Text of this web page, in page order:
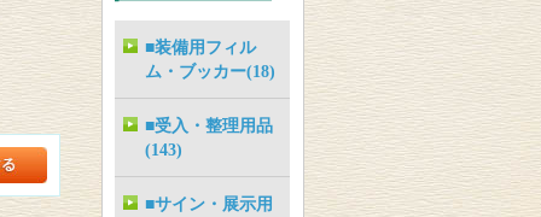
■装備用フィル
ム・ブッカー(18)
■受入・整理用品
(143)
■サイン・展示用